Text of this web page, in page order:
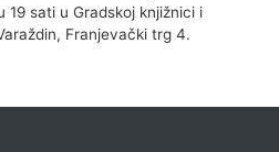
sati u Gradskoj knjižnici i
Franjevački trg 4.